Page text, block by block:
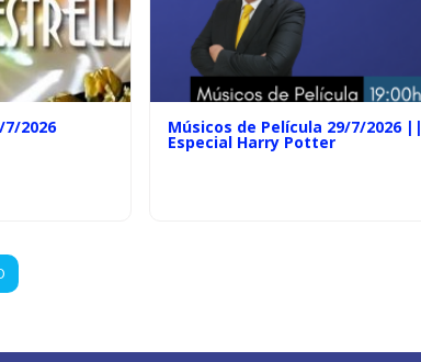
2026 Músicos de Película 29/7/2026 ||
Especial Harry Potter